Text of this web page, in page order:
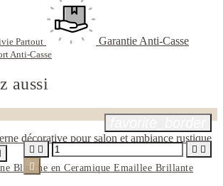
Partout Garantie Anti-Casse
Anti-Casse
aussi
Blanche en Ceramique Emaillee Brillante
   
